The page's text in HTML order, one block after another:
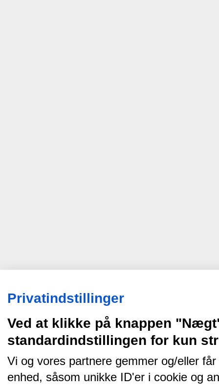
Privatindstillinger
Ved at klikke på knappen
standardindstillingen for kun
Vi og vores partnere gemmer og/eller
enhed, såsom unikke ID'er i cookie og